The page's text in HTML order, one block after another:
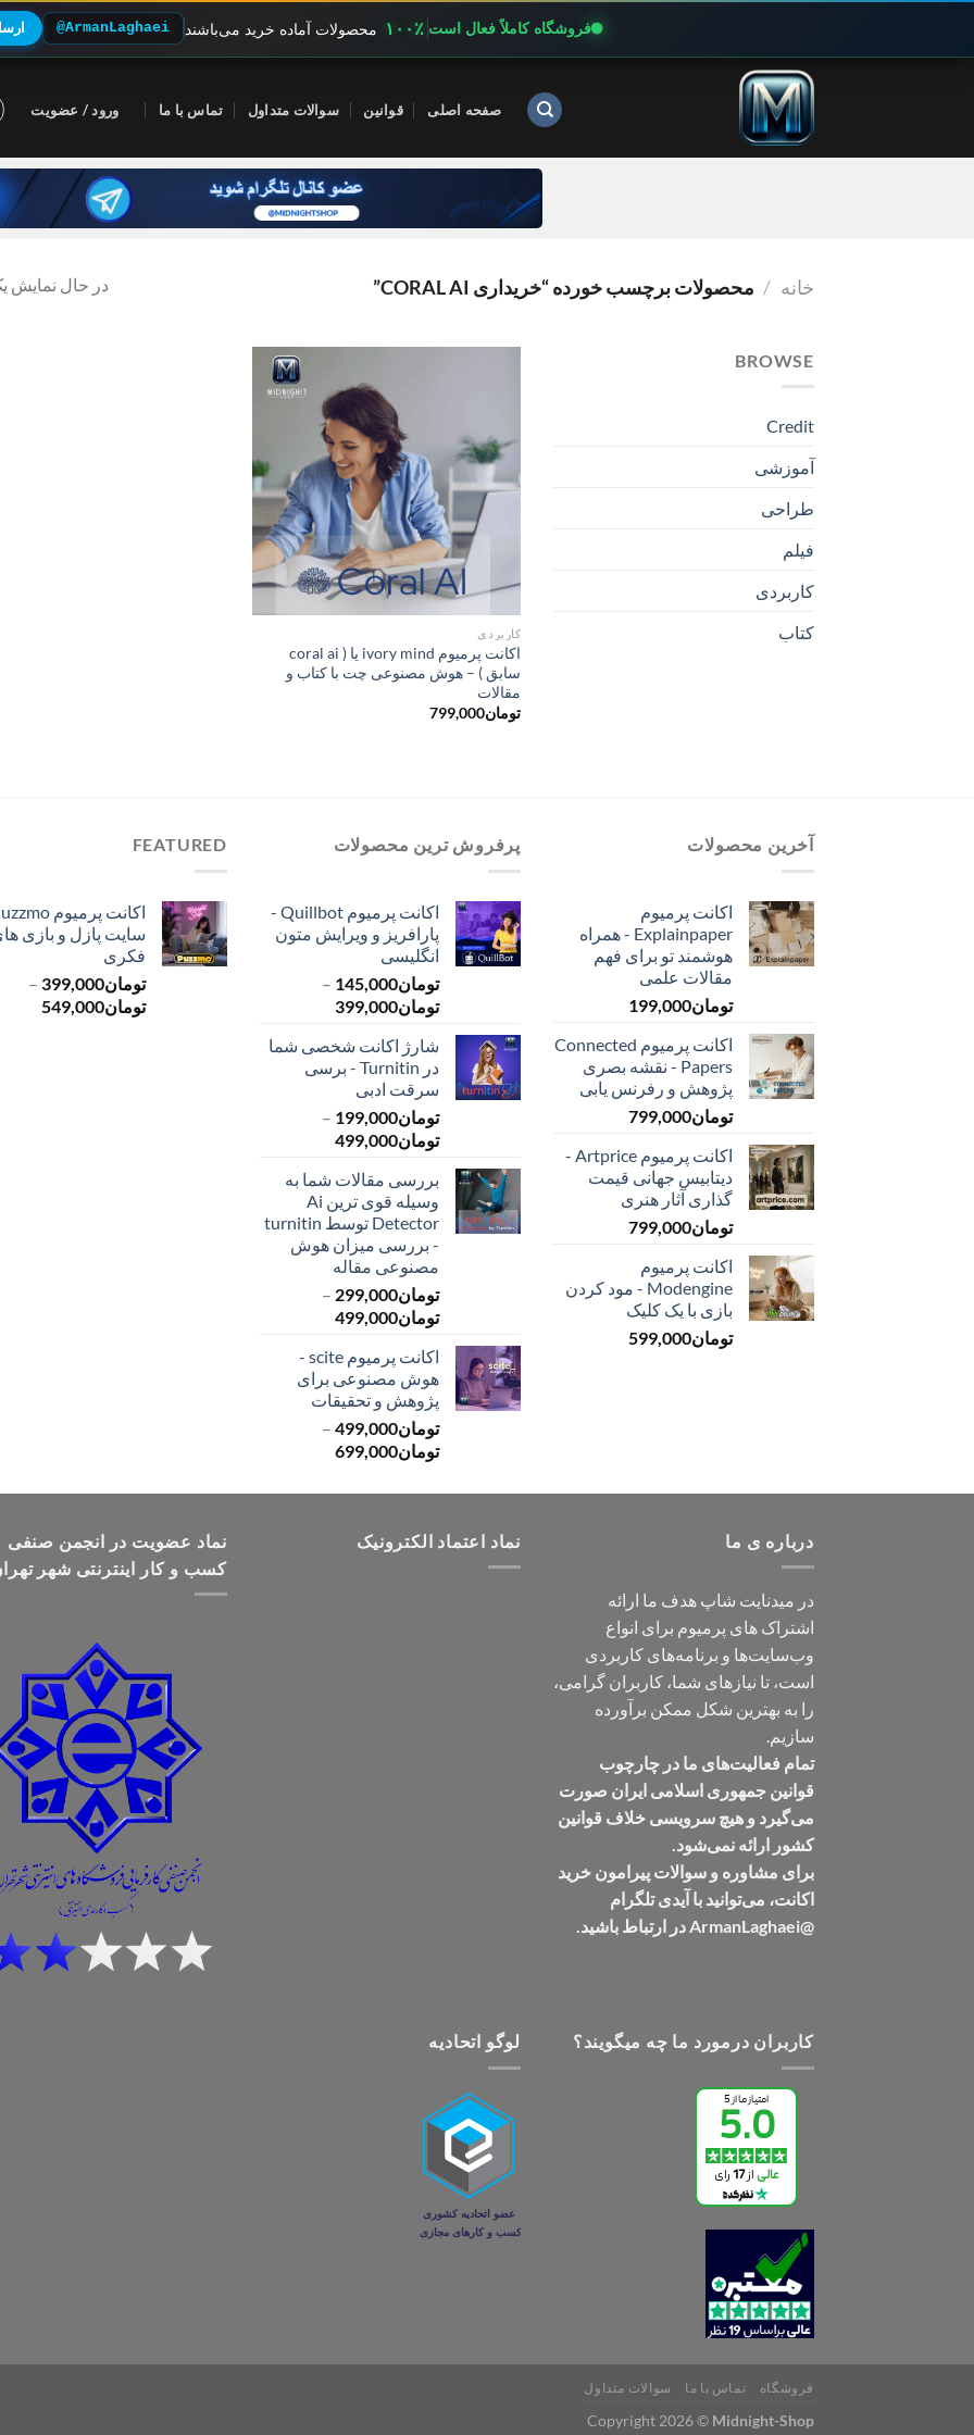
فروشگاه کاملاً فعال است ۱۰۰٪ محصولات آماده خرید می‌باشند @ArmanLaghaei
صفحه اصلی قوانین سوالات متداول تماس با ما ورود / عضویت
خانه / محصولات برچسب خورده “خریداری CORAL AI” در حال نمایش
BROWSE
Credit
آموزشی
طراحی
فیلم
کاربردی
کتاب
کاربردی
اکانت پرمیوم ivory mind یا ( coral ai
سابق ) – هوش مصنوعی چت با کتاب و
مقالات
تومان799,000
آخرین محصولات
اکانت پرمیوم
Explainpaper - همراه
هوشمند تو برای فهم
مقالات علمی
تومان199,000
اکانت پرمیوم Connected
Papers - نقشه بصری
پژوهش و رفرنس یابی
تومان799,000
اکانت پرمیوم Artprice -
دیتابیس جهانی قیمت
‌گذاری آثار هنری
تومان799,000
اکانت پرمیوم
Modengine - مود کردن
بازی با یک کلیک
تومان599,000
پرفروش ترین محصولات
اکانت پرمیوم Quillbot -
پارافریز و ویرایش متون
انگلیسی
تومان145,000
–
تومان399,000
تومان145,000
تا
شارژ اکانت شخصی شما
در Turnitin - برسی
سرقت ادبی
تومان199,000
–
تومان499,000محدوده
تومان199,000
تا
تومان499,000
بررسی مقالات شما به
وسیله قوی ترین Ai
Detector توسط turnitin
- بررسی میزان هوش
مصنوعی مقاله
تومان299,000
–
تومان499,000محدوده
تا
تومان499,000
اکانت پرمیوم scite -
هوش مصنوعی برای
پژوهش و تحقیقات
تومان499,000
–
تومان699,000محدوده
تومان499,000
FEATURED
سایت پازل و بازی
فکری
تومان399,000
–
تومان549,000
درباره ی ما
در میدنایت شاپ هدف ما ارائه
اشتراک های پرمیوم برای انواع
وب‌سایت‌ها و برنامه‌های کاربردی
است، تا نیازهای شما، کاربران گرامی،
را به بهترین شکل ممکن برآورده
سازیم.
تمام فعالیت‌های ما در چارچوب
قوانین جمهوری اسلامی ایران صورت
می‌گیرد و هیچ سرویسی خلاف قوانین
کشور ارائه نمی‌شود.
برای مشاوره و سوالات پیرامون خرید
اکانت، می‌توانید با آیدی تلگرام
@ArmanLaghaei در ارتباط باشید.
نماد اعتماد الکترونیک
نماد عضویت در انجمن صنفی
کسب و کار اینترنتی شهر
کاربران درمورد ما چه میگویند؟ لوگو اتحادیه
فروشگاه تماس با ما سوالات متداول
Copyright 2026 © Midnight-Shop